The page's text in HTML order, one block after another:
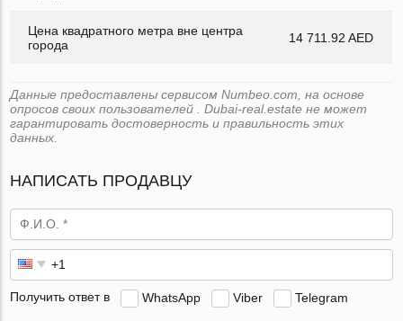
Цена квадратного метра вне центра
города
14 711.92 AED
Данные предоставлены сервисом Numbeo.com, на основе
опросов своих пользователей . Dubai-real.estate не может
гарантировать достоверность и правильность этих
данных.
НАПИСАТЬ ПРОДАВЦУ
Получить ответ в WhatsApp Viber Telegram